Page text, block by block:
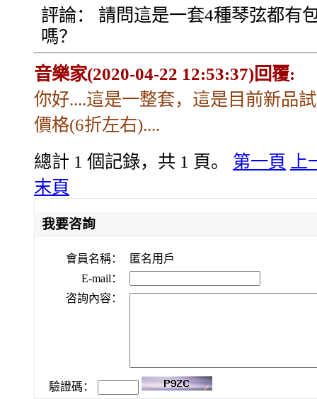
評論：
請問這是一套4種琴弦都有
嗎？
音樂家(2020-04-22 12:53:37)回覆:
你好....這是一整套，這是目前新品
價格(6折左右)....
總計 1 個記錄，共 1 頁。 第一頁
末頁
我要咨詢
會員名稱：
匿名用戶
E-mail：
咨詢內容：
驗證碼：